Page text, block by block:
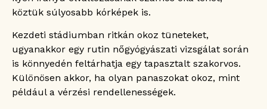
köztük súlyosabb kórképek is.
Kezdeti stádiumban ritkán okoz tüneteket,
ugyanakkor egy rutin nőgyógyászati vizsgálat során
is könnyedén feltárhatja egy tapasztalt szakorvos.
Különösen akkor, ha olyan panaszokat okoz, mint
például a vérzési rendellenességek.